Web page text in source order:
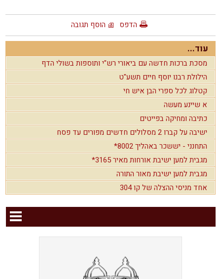
הדפס הוסף תגובה
עוד...
מסכת ברכות חדשה עם ביאורי רש"י ותוספות בשולי הדף
הילולת רבנו יוסף חיים תשע"ט
קטלוג לכל ספרי הבן איש חי
א שיינע מעשה
כתיבה ומחיקה בפייטים
ישיבה על קברו 2 מסלולים חדשים מפורים עד פסח
התחנני - יששכר באהליך 8002*
מגבית למען ישיבת אורחות מאיר 3165*
מגבית למען ישיבת מאור התורה
אחד מניסי ההצלה של קו 304